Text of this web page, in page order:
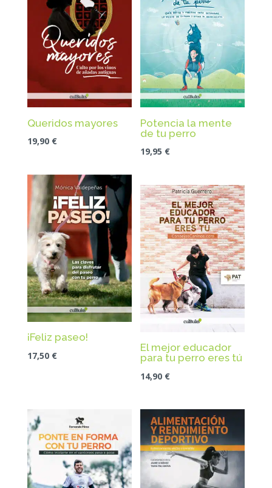
Queridos mayores
19,90 €
Potencia la mente
de tu perro
19,95 €
¡Feliz paseo!
17,50 €
El mejor educador
para tu perro eres tú
14,90 €